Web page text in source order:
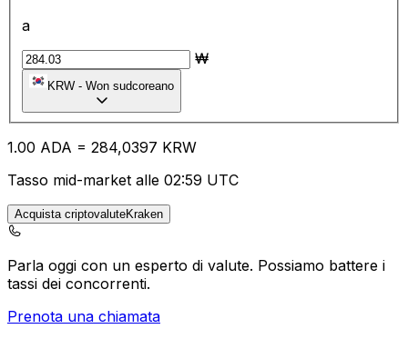
a
₩
KRW - Won sudcoreano
1.00 ADA = 284,0397 KRW
Tasso mid-market alle 02:59 UTC
Acquista criptovaluteKraken
Parla oggi con un esperto di valute. Possiamo battere i
tassi dei concorrenti.
Prenota una chiamata